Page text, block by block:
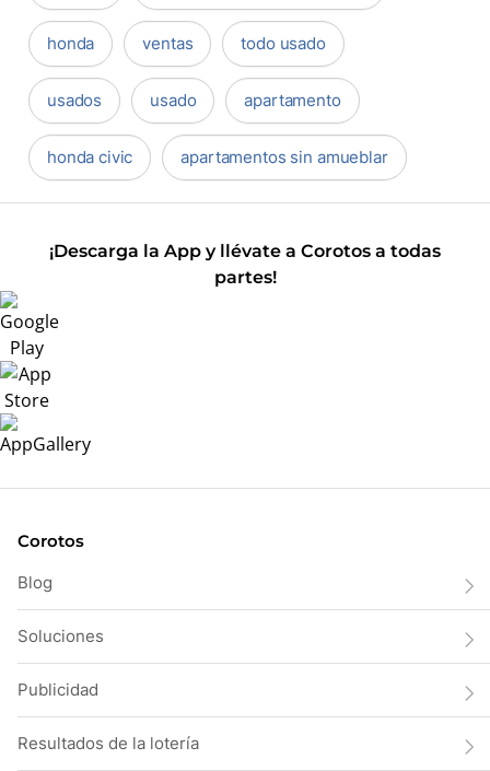
honda ventas todo usado
usados usado apartamento
honda civic apartamentos sin amueblar
¡Descarga la App y llévate a Corotos a todas
partes!
Corotos
Blog
Soluciones
Publicidad
Resultados de la lotería